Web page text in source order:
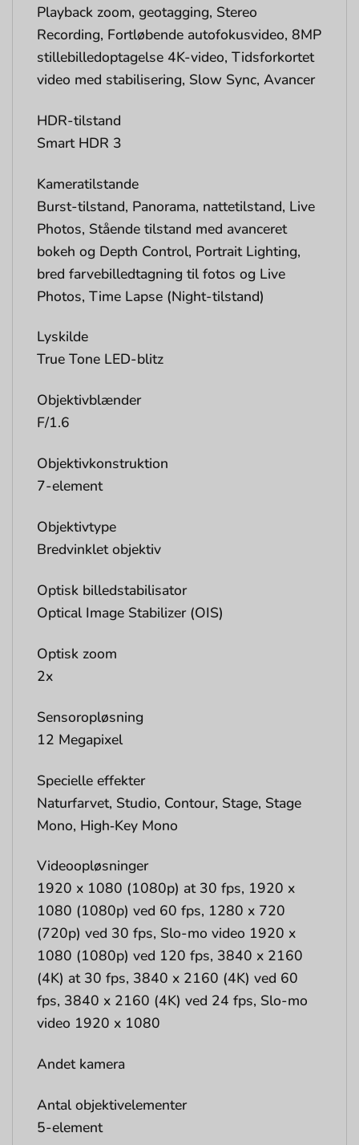
Playback zoom, geotagging, Stereo
Recording, Fortløbende autofokusvideo, 8MP
stillebilledoptagelse 4K-video, Tidsforkortet
video med stabilisering, Slow Sync, Avancer
HDR-tilstand
Smart HDR 3
Kameratilstande
Burst-tilstand, Panorama, nattetilstand, Live
Photos, Stående tilstand med avanceret
bokeh og Depth Control, Portrait Lighting,
bred farvebilledtagning til fotos og Live
Photos, Time Lapse (Night-tilstand)
Lyskilde
True Tone LED-blitz
Objektivblænder
F/1.6
Objektivkonstruktion
7-element
Objektivtype
Bredvinklet objektiv
Optisk billedstabilisator
Optical Image Stabilizer (OIS)
Optisk zoom
2x
Sensoropløsning
12 Megapixel
Specielle effekter
Naturfarvet, Studio, Contour, Stage, Stage
Mono, High‑Key Mono
Videoopløsninger
1920 x 1080 (1080p) at 30 fps, 1920 x
1080 (1080p) ved 60 fps, 1280 x 720
(720p) ved 30 fps, Slo-mo video 1920 x
1080 (1080p) ved 120 fps, 3840 x 2160
(4K) at 30 fps, 3840 x 2160 (4K) ved 60
fps, 3840 x 2160 (4K) ved 24 fps, Slo-mo
video 1920 x 1080
Andet kamera
Antal objektivelementer
5-element